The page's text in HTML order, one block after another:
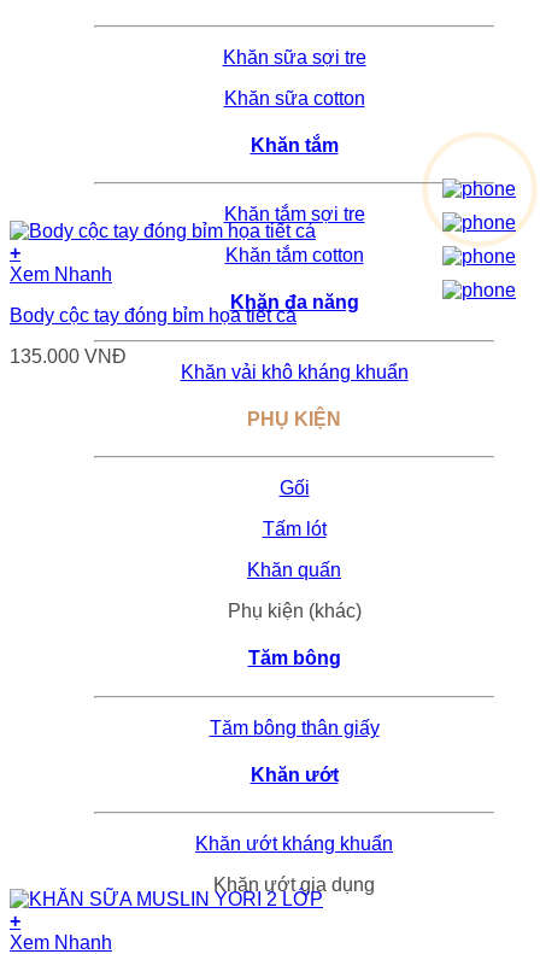
Khăn sữa sợi tre
Khăn sữa cotton
Khăn tắm
Khăn tắm sợi tre
Khăn tắm cotton
Khăn đa năng
Khăn vải khô kháng khuẩn
PHỤ KIỆN
Gối
Tấm lót
Khăn quấn
Phụ kiện (khác)
Tăm bông
Tăm bông thân giấy
Khăn ướt
Khăn ướt kháng khuẩn
Khăn ướt gia dụng
+
Sản
này
nhiều
Xem Nhanh
Body cộc tay đóng bỉm họa tiết cá
135.000 VNĐ
+
Xem Nhanh